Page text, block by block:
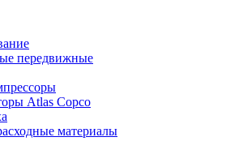
передвижные
Atlas Copco
материалы